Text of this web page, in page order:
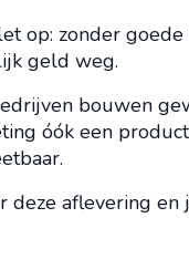
op: zonder
geld weg.
bouwen
óók een
deze aflevering